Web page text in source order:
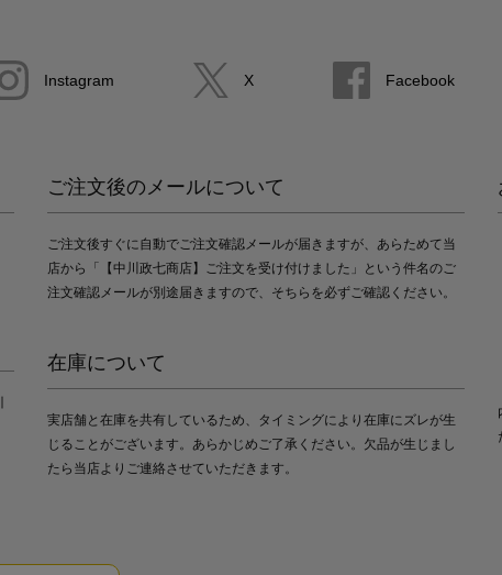
Instagram X Facebook
ご注文後のメールについて
ご注文後すぐに自動でご注文確認メールが届きますが、あらためて当
店から「【中川政七商店】ご注文を受け付けました」という件名のご
注文確認メールが別途届きますので、そちらを必ずご確認ください。
在庫について
実店舗と在庫を共有しているため、タイミングにより在庫にズレが生
じることがございます。あらかじめご了承ください。欠品が生じまし
たら当店よりご連絡させていただきます。